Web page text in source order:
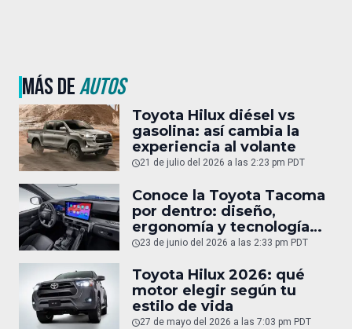
MÁS DEAUTOS
Toyota Hilux diésel vs
gasolina: así cambia la
experiencia al volante
21 de julio del 2026 a las 2:23 pm PDT
Conoce la Toyota Tacoma
por dentro: diseño,
ergonomía y tecnología
del interior
23 de junio del 2026 a las 2:33 pm PDT
Toyota Hilux 2026: qué
motor elegir según tu
estilo de vida
27 de mayo del 2026 a las 7:03 pm PDT